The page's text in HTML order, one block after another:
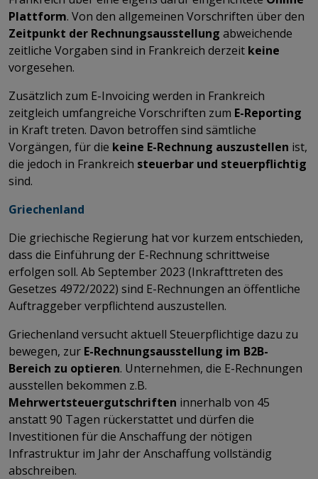
Plattform. Von den allgemeinen Vorschriften über den
Zeitpunkt der Rechnungsausstellung abweichende
zeitliche Vorgaben sind in Frankreich derzeit keine
vorgesehen.
Zusätzlich zum E-Invoicing werden in Frankreich
zeitgleich umfangreiche Vorschriften zum E-Reporting
in Kraft treten. Davon betroffen sind sämtliche
Vorgängen, für die keine E-Rechnung auszustellen ist,
die jedoch in Frankreich steuerbar und steuerpflichtig
sind.
Griechenland
Die griechische Regierung hat vor kurzem entschieden,
dass die Einführung der E-Rechnung schrittweise
erfolgen soll. Ab September 2023 (Inkrafttreten des
Gesetzes 4972/2022) sind E-Rechnungen an öffentliche
Auftraggeber verpflichtend auszustellen.
Griechenland versucht aktuell Steuerpflichtige dazu zu
bewegen, zur E-Rechnungsausstellung im B2B-
Bereich zu optieren. Unternehmen, die E-Rechnungen
ausstellen bekommen z.B.
Mehrwertsteuergutschriften innerhalb von 45
anstatt 90 Tagen rückerstattet und dürfen die
Investitionen für die Anschaffung der nötigen
Infrastruktur im Jahr der Anschaffung vollständig
abschreiben.